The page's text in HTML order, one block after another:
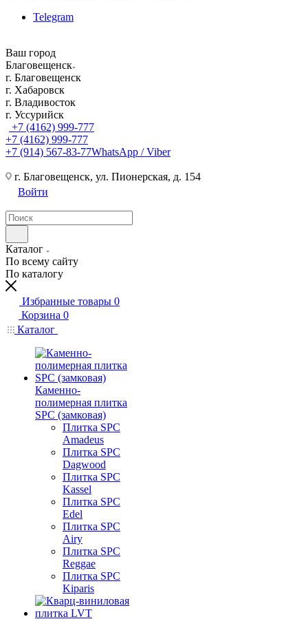
Telegram
Ваш город
Благовещенск
г. Благовещенск
г. Хабаровск
г. Владивосток
г. Уссурийск
+7 (4162) 999-777
+7 (4162) 999-777
+7 (914) 567-83-77WhatsApp / Viber
г. Благовещенск, ул. Пионерская, д. 154
Войти
Каталог
По всему сайту
По каталогу
Избранные товары 0
Корзина 0
Каталог
Каменно-
полимерная плитка
SPC (замковая)
Плитка SPC
Amadeus
Плитка SPC
Dagwood
Плитка SPC
Kassel
Плитка SPC
Edel
Плитка SPC
Airy
Плитка SPC
Reggae
Плитка SPC
Kiparis